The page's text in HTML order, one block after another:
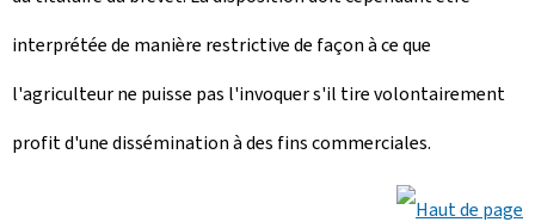
interprétée de manière restrictive de façon à ce que
l'agriculteur ne puisse pas l'invoquer s'il tire volontairement
profit d'une dissémination à des fins commerciales.